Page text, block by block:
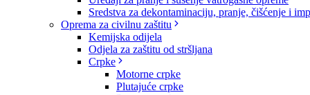
Sredstva za dekontaminaciju, pranje, čišćenje i
Oprema za civilnu zaštitu
Kemijska odijela
Odjela za zaštitu od stršljana
Crpke
Motorne crpke
Plutajuće crpke